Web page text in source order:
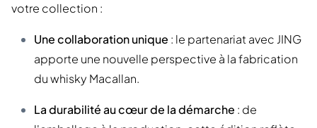
votre collection :
Une collaboration unique : le partenariat avec JING
apporte une nouvelle perspective à la fabrication
du whisky Macallan.
La durabilité au cœur de la démarche : de